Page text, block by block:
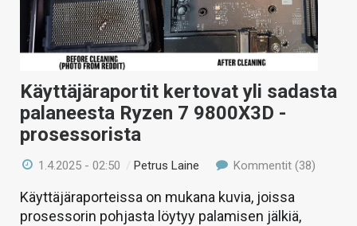
Käyttäjäraportit kertovat yli sadasta
palaneesta Ryzen 7 9800X3D -
prosessorista
1.4.2025 - 02:50 /Petrus Laine Kommentit (38)
Käyttäjäraporteissa on mukana kuvia, joissa
prosessorin pohjasta löytyy palamisen jälkiä,